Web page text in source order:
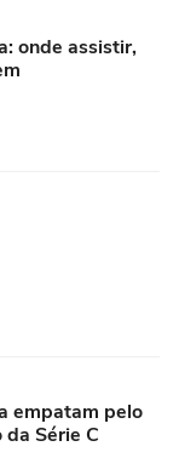
onde assistir,
empatam pelo
Série C